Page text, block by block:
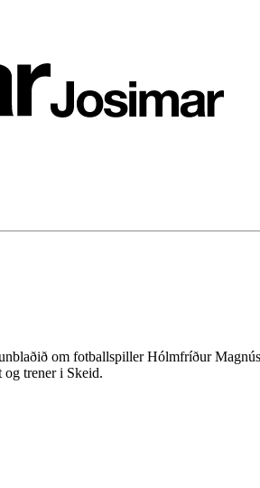
om fotballspiller Hólmfríður
trener i Skeid.